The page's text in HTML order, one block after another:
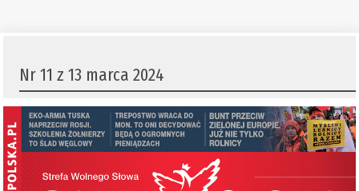
Nr 11 z 13 marca 2024